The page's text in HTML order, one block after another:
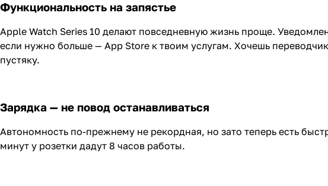
Функциональность на запястье
Apple Watch Series 10 делают повседневную жизнь проще.
если нужно больше — App Store к твоим услугам. Хочешь
пустяку.
Зарядка — не повод останавливаться
Автономность по-прежнему не рекордная, но зато теперь есть
минут у розетки дадут 8 часов работы.